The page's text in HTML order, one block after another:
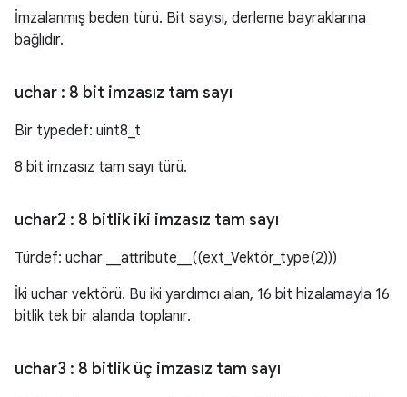
İmzalanmış beden türü. Bit sayısı, derleme bayraklarına
bağlıdır.
uchar : 8 bit imzasız tam sayı
Bir typedef: uint8_t
8 bit imzasız tam sayı türü.
uchar2 : 8 bitlik iki imzasız tam sayı
Türdef: uchar __attribute__((ext_Vektör_type(2)))
İki uchar vektörü. Bu iki yardımcı alan, 16 bit hizalamayla 16
bitlik tek bir alanda toplanır.
uchar3 : 8 bitlik üç imzasız tam sayı